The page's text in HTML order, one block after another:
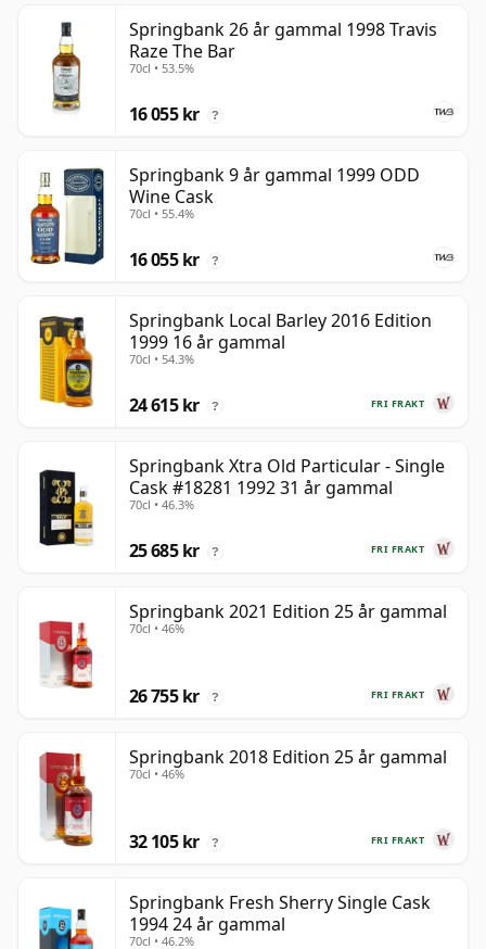
Springbank 26 år gammal 1998 Travis
Raze The Bar
70cl • 53.5%
16 055 kr ?
Springbank 9 år gammal 1999 ODD
Wine Cask
70cl • 55.4%
16 055 kr ?
Springbank Local Barley 2016 Edition
1999 16 år gammal
70cl • 54.3%
FRI FRAKT
24 615 kr ?
Springbank Xtra Old Particular - Single
Cask #18281 1992 31 år gammal
70cl • 46.3%
FRI FRAKT
25 685 kr ?
Springbank 2021 Edition 25 år gammal
70cl • 46%
FRI FRAKT
26 755 kr ?
Springbank 2018 Edition 25 år gammal
70cl • 46%
FRI FRAKT
32 105 kr ?
Springbank Fresh Sherry Single Cask
1994 24 år gammal
70cl • 46.2%